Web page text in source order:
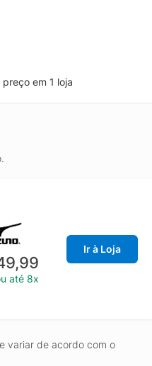
preço em 1 loja
até 8x
Ir à Loja
variar de acordo com o